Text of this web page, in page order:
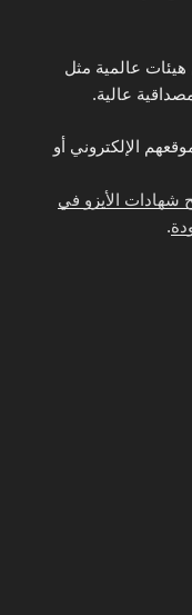
عالمية مثل
عالية.
الإلكتروني أو
الأيزو في
.